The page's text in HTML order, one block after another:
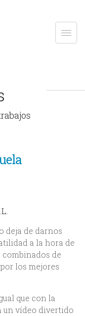
deja de darnos
a la hora de
de
los mejores
que con la
un vídeo divertido